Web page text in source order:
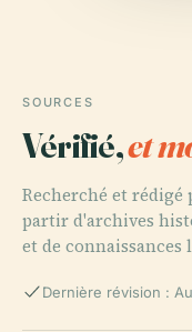
SOURCES
Vérifié,et
Recherché et
partir d'archives
et de connaissances
Dernière révision :